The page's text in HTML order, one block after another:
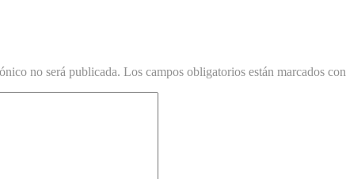
no será publicada. Los campos obligatorios están marcados con